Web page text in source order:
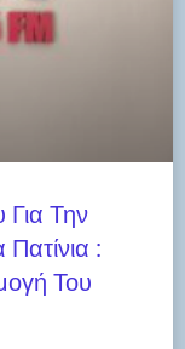
Για Την
:
Του